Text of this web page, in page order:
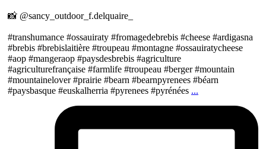
📸 @sancy_outdoor_f.delquaire_
#transhumance #ossauiraty #fromagedebrebis #cheese #ardigasna
#brebis #brebislaitière #troupeau #montagne #ossauiratycheese
#aop #mangeraop #paysdesbrebis #agriculture
#agriculturefrançaise #farmlife #troupeau #berger #mountain
#mountainelover #prairie #bearn #bearnpyrenees #béarn
#paysbasque #euskalherria #pyrenees #pyrénées ...